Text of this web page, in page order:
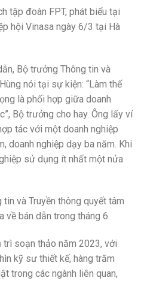
tập đoàn FPT, phát biểu tại
hội Vinasa ngày 6/3 tại Hà
Bộ trưởng Thông tin và
nói tại sự kiện: “Làm thế
là phối hợp giữa doanh
Bộ trưởng cho hay. Ông lấy ví
tác với một doanh nghiệp
doanh nghiệp dạy ba năm. Khi
sử dụng ít nhất một nửa
và Truyền thông quyết tâm
về bán dẫn trong tháng 6.
soạn thảo năm 2023, với
kỹ sư thiết kế, hàng trăm
trong các ngành liên quan,